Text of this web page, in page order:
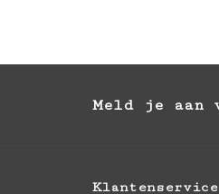
Meld je aan
Klantenservice